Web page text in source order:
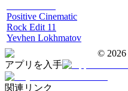
Positive Cinematic
Rock Edit 11
Yevhen Lokhmatov
© 2026
アプリを入手
関連リンク